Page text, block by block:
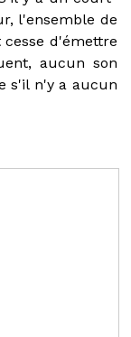
l'ensemble de
d'émettre
aucun son
s'il n'y a aucun